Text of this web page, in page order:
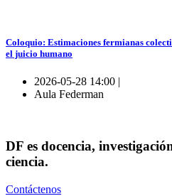
Coloquio: Estimaciones fermianas
el juicio humano
2026-05-28 14:00 |
Aula Federman
DF es docencia,
ciencia.
Contáctenos